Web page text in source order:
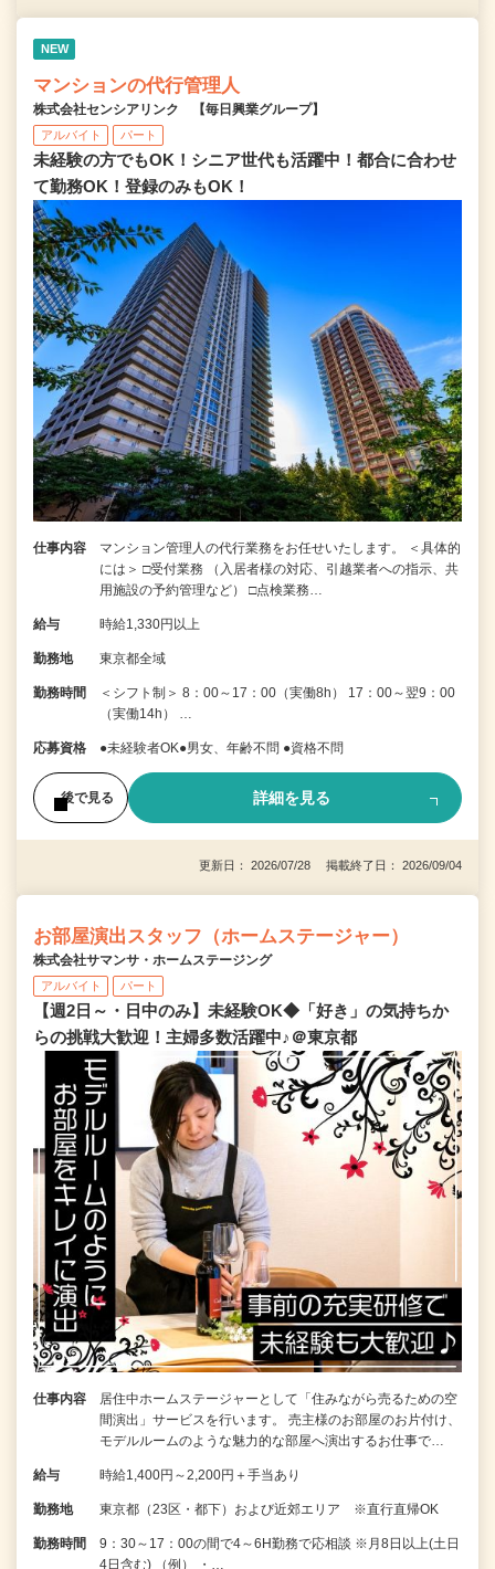
NEW
マンションの代行管理人
株式会社センシアリンク 【毎日興業グループ】
アルバイト パート
未経験の方でもOK！シニア世代も活躍中！都合に合わせ
て勤務OK！登録のみもOK！
仕事内容
マンション管理人の代行業務をお任せいたします。 ＜具体的
には＞ □受付業務 （入居者様の対応、引越業者への指示、共
用施設の予約管理など） □点検業務…
給与 時給1,330円以上
勤務地 東京都全域
勤務時間
＜シフト制＞ 8：00～17：00（実働8h） 17：00～翌9：00
（実働14h） …
応募資格 ●未経験者OK●男女、年齢不問 ●資格不問
後で見る 詳細を見る
更新日： 2026/07/28 掲載終了日： 2026/09/04
お部屋演出スタッフ（ホームステージャー）
株式会社サマンサ・ホームステージング
アルバイト パート
【週2日～・日中のみ】未経験OK◆「好き」の気持ちか
らの挑戦大歓迎！主婦多数活躍中♪＠東京都
仕事内容
居住中ホームステージャーとして「住みながら売るための空
間演出」サービスを行います。 売主様のお部屋のお片付け、
モデルルームのような魅力的な部屋へ演出するお仕事で…
給与 時給1,400円～2,200円＋手当あり
勤務地 東京都（23区・都下）および近郊エリア ※直行直帰OK
勤務時間
9：30～17：00の間で4～6H勤務で応相談 ※月8日以上(土日
4日含む) （例） ・…